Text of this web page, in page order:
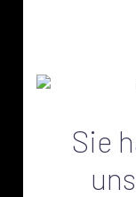
Sie